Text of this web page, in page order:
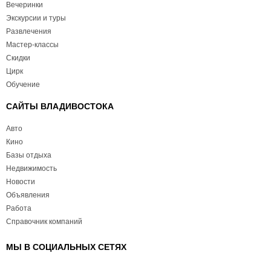
Вечеринки
Экскурсии и туры
Развлечения
Мастер-классы
Скидки
Цирк
Обучение
САЙТЫ ВЛАДИВОСТОКА
Авто
Кино
Базы отдыха
Недвижимость
Новости
Объявления
Работа
Справочник компаний
МЫ В СОЦИАЛЬНЫХ СЕТЯХ